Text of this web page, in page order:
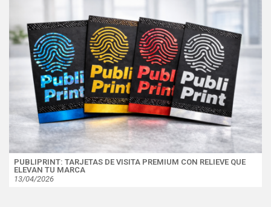
PUBLIPRINT: TARJETAS DE VISITA PREMIUM CON RELIEVE QUE
ELEVAN TU MARCA
13/04/2026